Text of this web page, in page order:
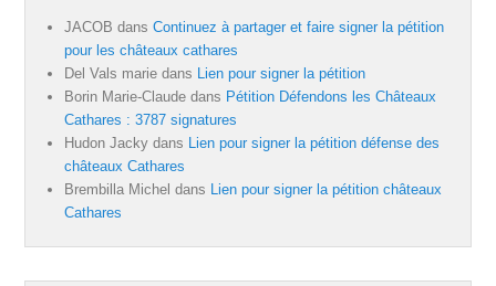
JACOB dansContinuez à partager et faire signer la pétition
pour les châteaux cathares
Del Vals marie dans Lien pour signer la pétition
Borin Marie-Claude dans Pétition Défendons les Châteaux
Cathares : 3787 signatures
Hudon Jacky dans Lien pour signer la pétition défense des
châteaux Cathares
Brembilla Michel dans Lien pour signer la pétition châteaux
Cathares